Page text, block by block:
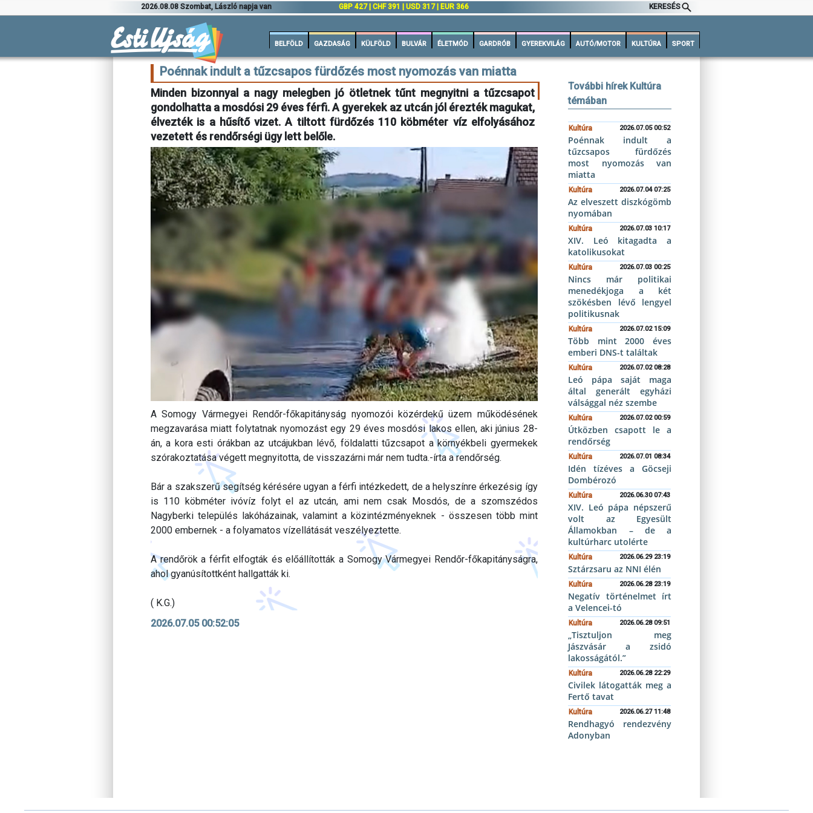
2026.08.08 Szombat, László napja van GBP 427 | CHF 391 | USD 317 | EUR 366 KERESÉS
BELFÖLD GAZDASÁG KÜLFÖLD BULVÁR ÉLETMÓD GARDRÓB GYEREKVILÁG AUTÓ/MOTOR KULTÚRA SPORT
Poénnak indult a tűzcsapos fürdőzés most nyomozás van miatta
Minden bizonnyal a nagy melegben jó ötletnek tűnt megnyitni a tűzcsapot
gondolhatta a mosdósi 29 éves férfi. A gyerekek az utcán jól érezték magukat,
élvezték is a hűsítő vizet. A tiltott fürdőzés 110 köbméter víz elfolyásához
vezetett és rendőrségi ügy lett belőle.
A Somogy Vármegyei Rendőr-főkapitányság nyomozói közérdekű üzem működésének
megzavarása miatt folytatnak nyomozást egy 29 éves mosdósi lakos ellen, aki június 28-
án, a kora esti órákban az utcájukban lévő, földalatti tűzcsapot a környékbeli gyermekek
szórakoztatása végett megnyitotta, de visszazárni már nem tudta.-írta a rendőrség.
Bár a szakszerű segítség kérésére ugyan a férfi intézkedett, de a helyszínre érkezésig így
is 110 köbméter ivóvíz folyt el az utcán, ami nem csak Mosdós, de a szomszédos
Nagyberki település lakóházainak, valamint a közintézményeknek - összesen több mint
2000 embernek - a folyamatos vízellátását veszélyeztette.
A rendőrök a férfit elfogták és előállították a Somogy Vármegyei Rendőr-főkapitányságra,
ahol gyanúsítottként hallgatták ki.
( K.G.)
2026.07.05 00:52:05
További hírek Kultúra
témában
Kultúra 2026.07.05 00:52
Poénnak indult a
tűzcsapos fürdőzés
most nyomozás van
miatta
Kultúra 2026.07.04 07:25
Az elveszett diszkógömb
nyomában
Kultúra 2026.07.03 10:17
XIV. Leó kitagadta a
katolikusokat
Kultúra 2026.07.03 00:25
Nincs már politikai
menedékjoga a két
szökésben lévő lengyel
politikusnak
Kultúra 2026.07.02 15:09
Több mint 2000 éves
emberi DNS-t találtak
Kultúra 2026.07.02 08:28
Leó pápa saját maga
által generált egyházi
válsággal néz szembe
Kultúra 2026.07.02 00:59
Útközben csapott le a
rendőrség
Kultúra 2026.07.01 08:34
Idén tízéves a Göcseji
Dombérozó
Kultúra 2026.06.30 07:43
XIV. Leó pápa népszerű
volt az Egyesült
Államokban – de a
kultúrharc utolérte
Kultúra 2026.06.29 23:19
Sztárzsaru az NNI élén
Kultúra 2026.06.28 23:19
Negatív történelmet írt
a Velencei-tó
Kultúra 2026.06.28 09:51
„Tisztuljon meg
Jászvásár a zsidó
lakosságától.”
Kultúra 2026.06.28 22:29
Civilek látogatták meg a
Fertő tavat
Kultúra 2026.06.27 11:48
Rendhagyó rendezvény
Adonyban